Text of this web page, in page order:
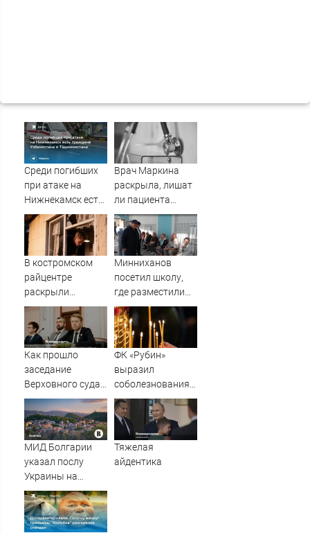
Среди погибших
при атаке на
Нижнекамск есть
граждане
Узбекистана и
Таджикистана
Врач Маркина
раскрыла, лишат
ли пациента
лекарств при
отказе от
диспансеризации
В костромском
райцентре
раскрыли
необычную
музыкальную
кражу
Минниханов
посетил школу,
где разместили
жителей
пострадавшего от
атаки БПЛА дома
в Нижнекамске
Новости
Как прошло
заседание
Верховного суда
по иску о снятии
«Яблока» с
выборов
ФК «Рубин»
выразил
соболезнования
семьям погибших
в Нижнекамске
10/08/2026 –
Новости
МИД Болгарии
указал послу
Украины на
недопустимость
прилета дронов
Тяжелая
айдентика